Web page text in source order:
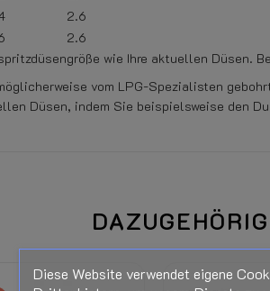
2.6
2.6
wie Ihre aktuellen Düsen.
vom LPG-Spezialisten
Düsen, indem Sie beispielsweise den
Diese Website verwendet eigene